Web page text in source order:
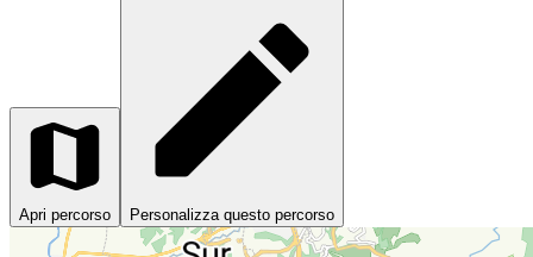
Apri percorso Personalizza questo percorso